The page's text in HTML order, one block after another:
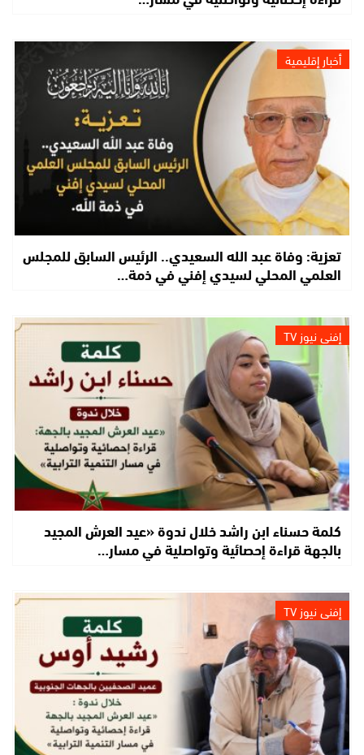
أخبار إقليمية
تعزية: وفاة عبد الله السعيدي.. الرئيس السابق للمجلس
العلمي المحلي لسيدي إفني في ذمة…
إفني نيوز TV
كلمة حسناء ابن راشد خلال ندوة «عيد العرش المجيد
بالجهة قراءة إحصائية وتواصلية في مسار…
إفني نيوز TV